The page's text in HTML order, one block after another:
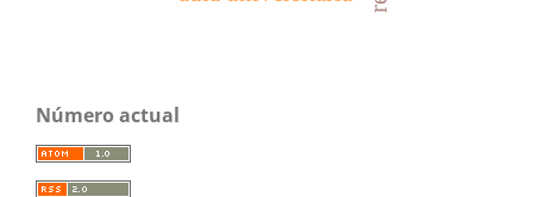
Número actual